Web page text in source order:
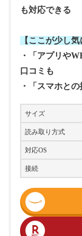
も対応できる
【ここが少し
・「アプリや
口コミも
・「スマホと
サイズ
読み取り方式
対応OS
接続